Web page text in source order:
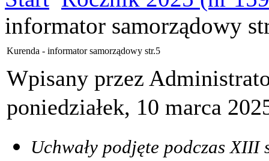
informator samorządowy
Kurenda - informator samorządowy str.5
Wpisany przez
poniedziałek, 10 marca
Uchwały podjęte podczas